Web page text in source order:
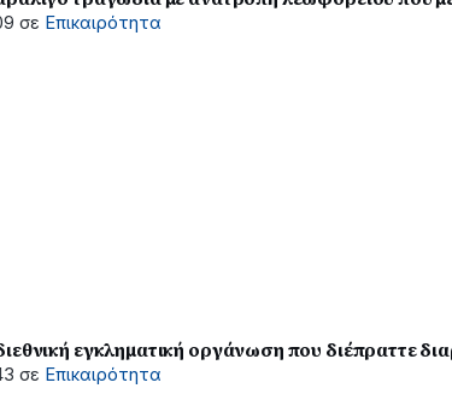
σε Επικαιρότητα
εγκληματική οργάνωση που διέπραττε
σε Επικαιρότητα